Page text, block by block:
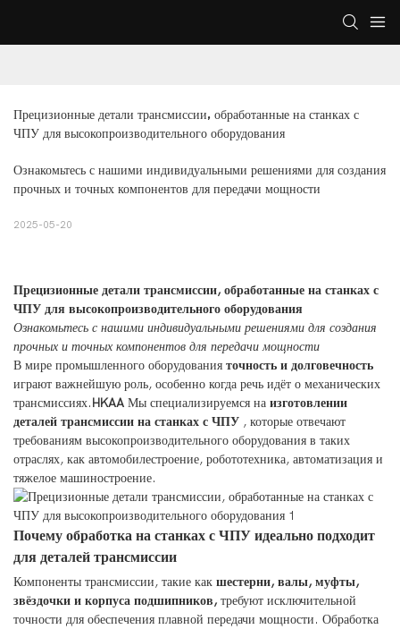
Прецизионные детали трансмиссии, обработанные на станках с
ЧПУ для высокопроизводительного оборудования
Ознакомьтесь с нашими индивидуальными решениями для создания
прочных и точных компонентов для передачи мощности
2025-05-20
Прецизионные детали трансмиссии, обработанные на станках с
ЧПУ для высокопроизводительного оборудования
Ознакомьтесь с нашими индивидуальными решениями для создания
прочных и точных компонентов для передачи мощности
В мире промышленного оборудования точность и долговечность
играют важнейшую роль, особенно когда речь идёт о механических
трансмиссиях.HKAA Мы специализируемся на изготовлении
деталей трансмиссии на станках с ЧПУ , которые отвечают
требованиям высокопроизводительного оборудования в таких
отраслях, как автомобилестроение, робототехника, автоматизация и
тяжелое машиностроение.
Почему обработка на станках с ЧПУ идеально подходит
для деталей трансмиссии
Компоненты трансмиссии, такие как шестерни, валы, муфты,
звёздочки и корпуса подшипников, требуют исключительной
точности для обеспечения плавной передачи мощности. Обработка